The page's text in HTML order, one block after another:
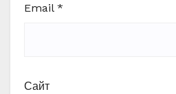
Email *
Сайт